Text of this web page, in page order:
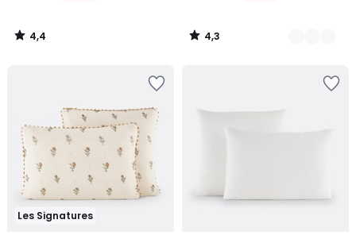
4,4
/
4,3
/
Les Signatures